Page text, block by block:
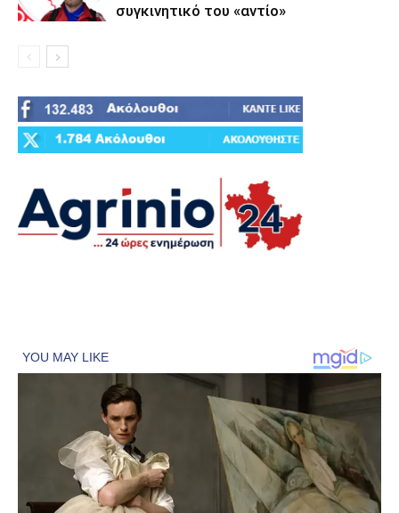
συγκινητικό του «αντίο»